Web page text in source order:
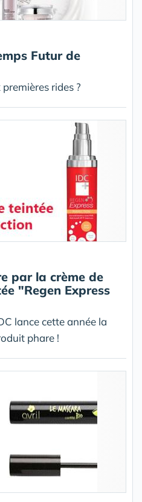
Futur de
rides ?
par la crème de
"Regen Express
lance cette année la
phare !